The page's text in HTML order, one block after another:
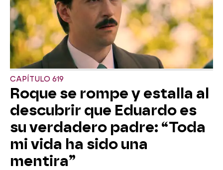
CAPÍTULO 619
Roque se rompe y estalla al
descubrir que Eduardo es
su verdadero padre: “Toda
mi vida ha sido una
mentira”